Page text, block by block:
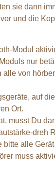
sie dann
und die
Modul
nur
von
auf
Ort.
musst Du
dreh
alle
muss